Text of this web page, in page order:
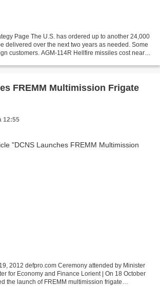
Page The U.S. has ordered up to another 24,000
delivered over the next two years as needed. Some
customers. AGM-114R Hellfire missiles cost nearly
FREMM Multimission Frigate
12:55
2012 defpro.com Ceremony attended by Minister
for Economy and Finance Lorient | On 18 October
the launch of FREMM multimission frigate